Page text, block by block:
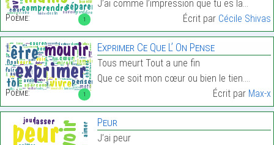
1
Poème:
J’ai comme l’impression que tu es la…
Écrit par Cécile Shivas
1
Poème:
Exprimer Ce Que L’ On Pense
Tous meurt Tout a une fin
Que ce soit mon cœur ou bien le tien.…
Écrit par Max-x
Peur
J’ai peur